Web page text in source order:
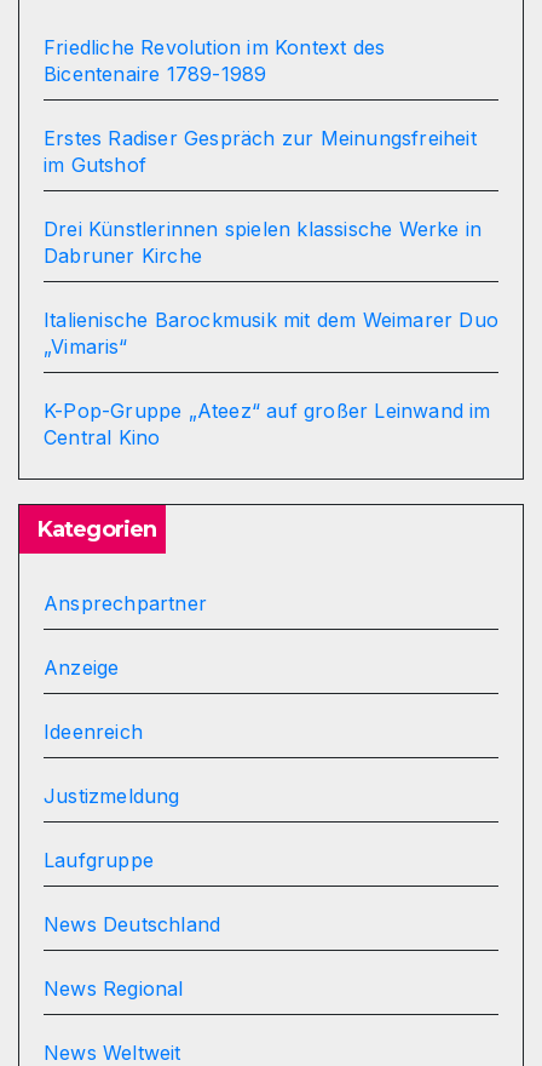
Friedliche Revolution im Kontext des
Bicentenaire 1789-1989
Erstes Radiser Gespräch zur Meinungsfreiheit
im Gutshof
Drei Künstlerinnen spielen klassische Werke in
Dabruner Kirche
Italienische Barockmusik mit dem Weimarer Duo
„Vimaris“
K-Pop-Gruppe „Ateez“ auf großer Leinwand im
Central Kino
Kategorien
Ansprechpartner
Anzeige
Ideenreich
Justizmeldung
Laufgruppe
News Deutschland
News Regional
News Weltweit